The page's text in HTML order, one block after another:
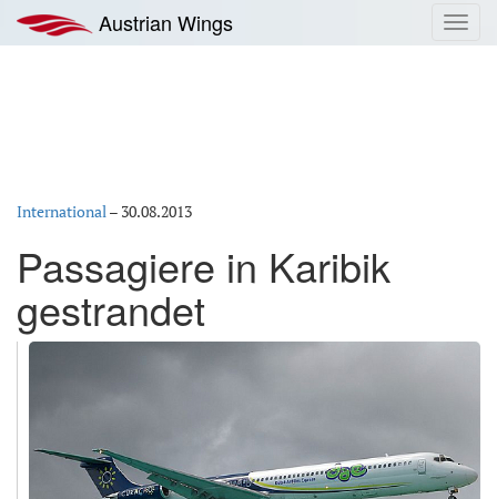
Inhalt
springen
Austrian Wings
International– 30.08.2013
Passagiere in Karibik
gestrandet